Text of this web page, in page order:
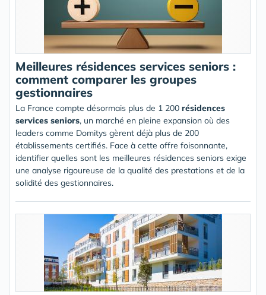
Meilleures résidences services seniors :
comment comparer les groupes
gestionnaires
La France compte désormais plus de 1 200 résidences
services seniors, un marché en pleine expansion où des
leaders comme Domitys gèrent déjà plus de 200
établissements certifiés. Face à cette offre foisonnante,
identifier quelles sont les meilleures résidences seniors exige
une analyse rigoureuse de la qualité des prestations et de la
solidité des gestionnaires.